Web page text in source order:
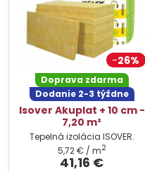
26%
Doprava zdarma
Dodanie 2-3 týždne
Isover Akuplat + 10 cm -
7,20 m²
Tepelná izolácia ISOVER.
41,16 €
5,72 € / m2